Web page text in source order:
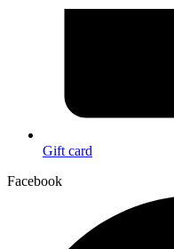
Gift card
Facebook